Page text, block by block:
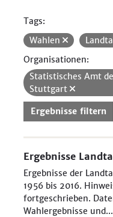
Tags:
Wahlen
Organisationen:
Statistisches Amt
Stuttgart
Ergebnisse filtern
Ergebnisse
Ergebnisse der
1956 bis 2016.
fortgeschrieben.
Wahlergebnisse und...